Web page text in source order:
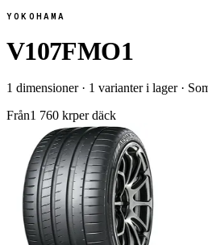
YOKOHAMA
V107FMO1
1 dimensioner· 1 varianter i lager·
Från1 760 krper däck